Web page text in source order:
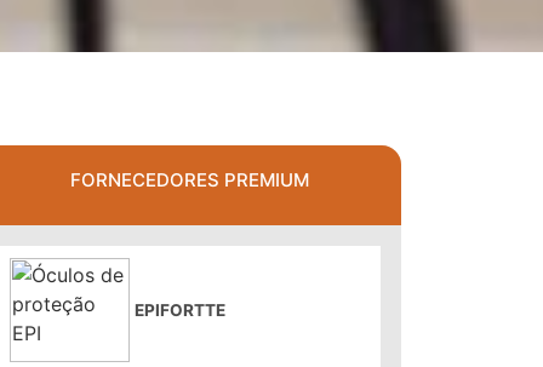
FORNECEDORES PREMIUM
EPIFORTTE